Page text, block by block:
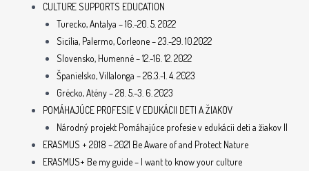
CULTURE SUPPORTS EDUCATION
Turecko, Antalya – 16.-20. 5. 2022
Sicília, Palermo, Corleone – 23.-29. 10.2022
Slovensko, Humenné – 12.-16. 12. 2022
Španielsko, Villalonga – 26.3.-1. 4. 2023
Grécko, Atény – 28. 5.-3. 6. 2023
POMÁHAJÚCE PROFESIE V EDUKÁCII DETI A ŽIAKOV
Národný projekt Pomáhajúce profesie v edukácii deti a žiakov II
ERASMUS + 2018 – 2021 Be Aware of and Protect Nature
ERASMUS+ Be my guide – I want to know your culture